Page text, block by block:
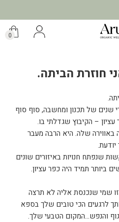
0
חוזרת הביתה.
של תכנון ומחשבה, סוף סוף
עציון – הקיבוץ שגדלתי בו.
באווירה שלה. היא הרבה מעבר
שנפתח חנויות באיזורים שונים
ביותר תמיד היה כפר עציון.
שמי שנכנסת אליה לא תרצה
לרגעים הכי טובים שלך בספא
והנפש…המקום הטבעי שלך.